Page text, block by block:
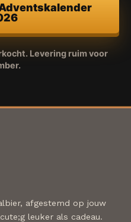
Levering ruim voor
afgestemd op jouw
leuker als cadeau.